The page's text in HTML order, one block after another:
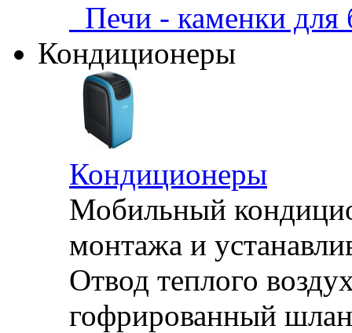
Печи - каменки
Кондиционеры
Кондиционеры
Мобильный
монтажа и
Отвод теплого
гофрированный